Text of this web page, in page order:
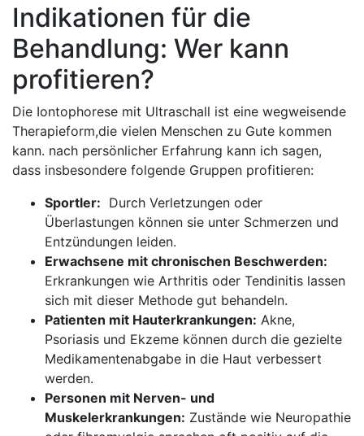
Indikationen für die
Behandlung: ‍Wer kann
profitieren?
Die ⁢Iontophorese mit Ultraschall ‌ist eine‍ wegweisende
Therapieform,die vielen Menschen zu Gute kommen
‌kann. nach‌ persönlicher Erfahrung kann ich sagen,
⁣dass insbesondere folgende Gruppen⁣ profitieren:
Sportler: ⁤ Durch ⁤Verletzungen oder‍
Überlastungen können ‌sie unter‍ Schmerzen⁣ und
⁣Entzündungen leiden.
Erwachsene ⁣mit chronischen ‌Beschwerden:
Erkrankungen⁤ wie Arthritis oder Tendinitis lassen
sich mit dieser Methode gut behandeln.
Patienten mit Hauterkrankungen: Akne,
Psoriasis und Ekzeme können durch die gezielte
Medikamentenabgabe in die Haut verbessert
werden.
Personen mit Nerven- und
Muskelerkrankungen: Zustände wie Neuropathie